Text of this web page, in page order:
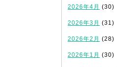
2026年4月 (30)
2026年3月 (31)
2026年2月 (28)
2026年1月 (30)